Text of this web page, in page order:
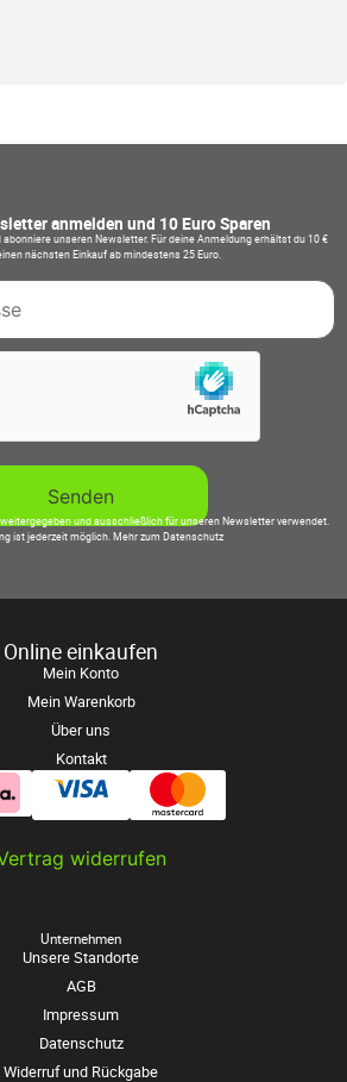
anmelden und 10 Euro Sparen
unseren Newsletter. Für deine Anmeldung erhältst du 10 €
nächsten Einkauf ab mindestens 25 Euro.
und ausschließlich für unseren Newsletter verwendet.
ist jederzeit möglich. Mehr zum Datenschutz
Online einkaufen
Mein Konto
Mein Warenkorb
Über uns
Kontakt
widerrufen
Unternehmen
Unsere Standorte
AGB
Impressum
Datenschutz
Widerruf und Rückgabe